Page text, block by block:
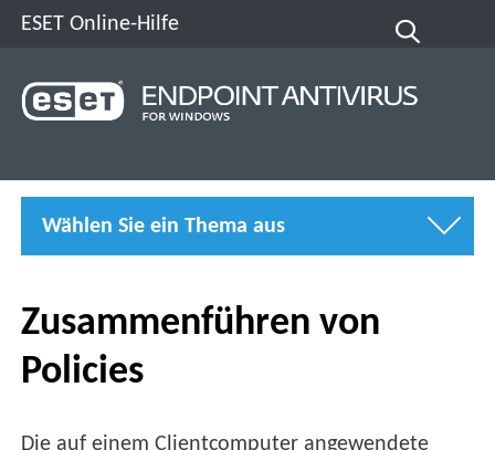
ESET Online-Hilfe
Wählen Sie ein Thema aus
Zusammenführen von
Policies
Die auf einem Clientcomputer angewendete